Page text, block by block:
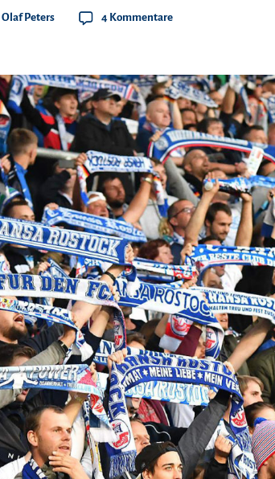
Olaf Peters 4 Kommentare